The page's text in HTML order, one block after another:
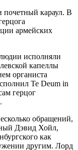
почетный караул. В
армейских
исполняли
капеллы
органиста
Te Deum in
герцог
обращений,
Дэвид Хойл,
как
другим. Лорд